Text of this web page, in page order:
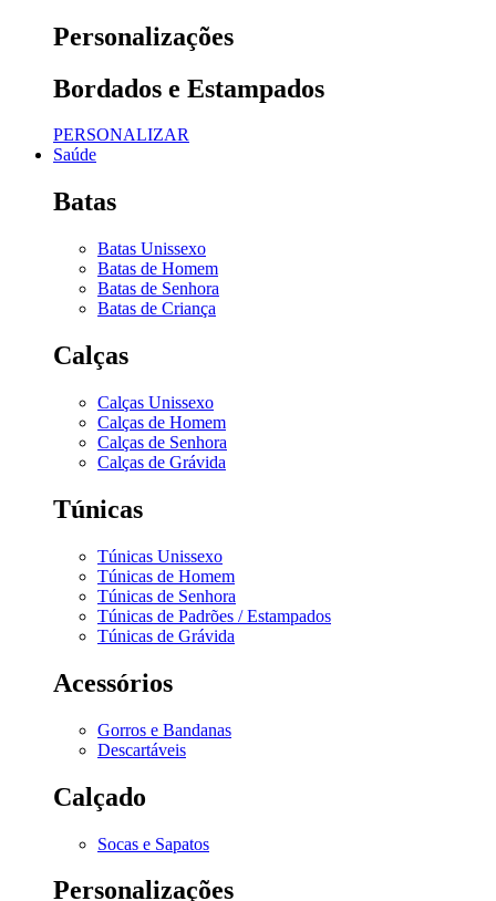
Personalizações
Bordados e Estampados
PERSONALIZAR
Saúde
Batas
Batas Unissexo
Batas de Homem
Batas de Senhora
Batas de Criança
Calças
Calças Unissexo
Calças de Homem
Calças de Senhora
Calças de Grávida
Túnicas
Túnicas Unissexo
Túnicas de Homem
Túnicas de Senhora
Túnicas de Padrões / Estampados
Túnicas de Grávida
Acessórios
Gorros e Bandanas
Descartáveis
Calçado
Socas e Sapatos
Personalizações